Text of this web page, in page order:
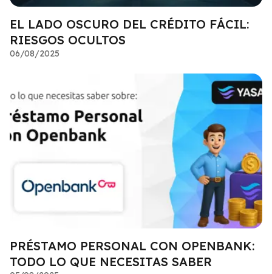
EL LADO OSCURO DEL CRÉDITO FÁCIL:
RIESGOS OCULTOS
06/08/2025
PRÉSTAMO PERSONAL CON OPENBANK:
TODO LO QUE NECESITAS SABER